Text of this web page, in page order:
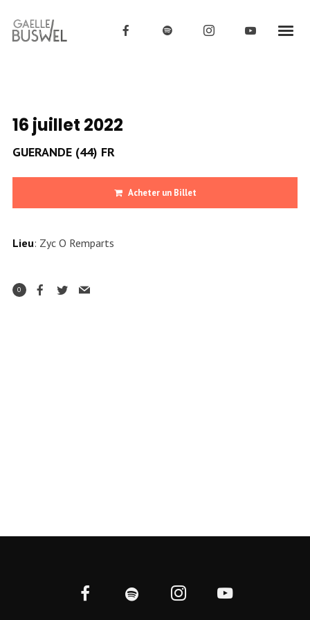
16 juillet 2022
GUERANDE (44) FR
Acheter un Billet
Lieu: Zyc O Remparts
0